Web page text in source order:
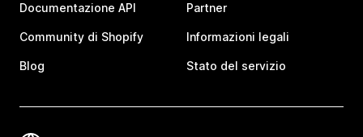
Documentazione API
Community di Shopify
Blog
Partner
Informazioni legali
Stato del servizio